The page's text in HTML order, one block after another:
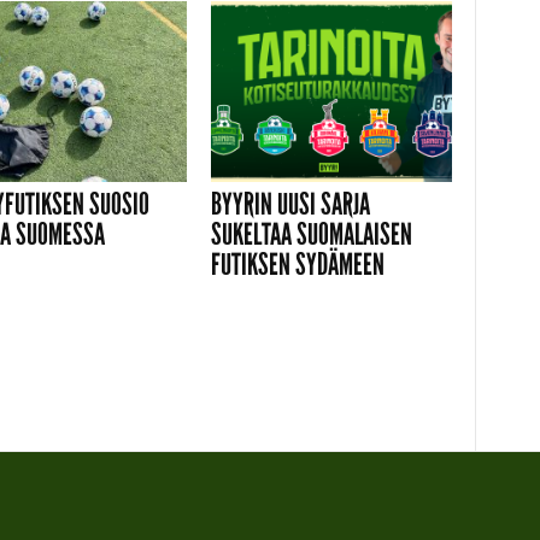
SUOSIO
SUOMESSA
BYYRIN UUSI SARJA
SUKELTAA SUOMALAISEN
FUTIKSEN SYDÄMEEN